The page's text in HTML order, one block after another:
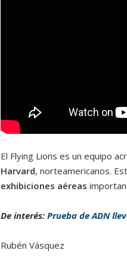
El Flying Lions es un equipo
Harvard, norteamericanos.
exhibiciones aéreas
De interés: Prueba de ADN
Rubén Vásquez